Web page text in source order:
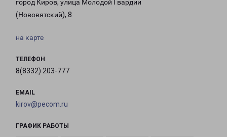
город Киров, улица Молодой Гвардии
(Нововятский), 8
на карте
ТЕЛЕФОН
8(8332) 203-777
EMAIL
kirov@pecom.ru
ГРАФИК РАБОТЫ